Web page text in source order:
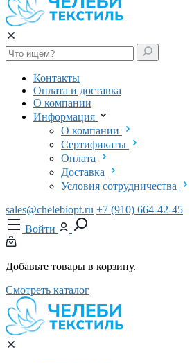
Контакты
Оплата и доставка
О компании
Информация
О компании
Сертификаты
Оплата
Доставка
Условия сотрудничества
sales@chelebiopt.ru +7 (910) 664-42-45
Войти
Добавьте товары в корзину.
Смотреть каталог